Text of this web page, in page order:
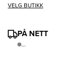
VELG BUTIKK
PÅ NETT
...